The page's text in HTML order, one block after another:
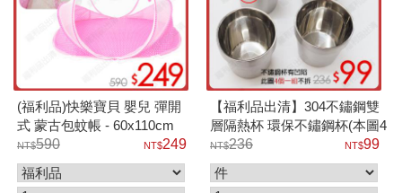
(福利品)快樂寶貝 嬰兒 彈開
式 蒙古包蚊帳 - 60x110cm
590
249
【福利品出清】304不鏽鋼雙
層隔熱杯 環保不鏽鋼杯(本圖4
個一組)
236 99